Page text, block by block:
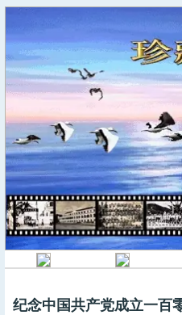
纪念中国共产党成立一百